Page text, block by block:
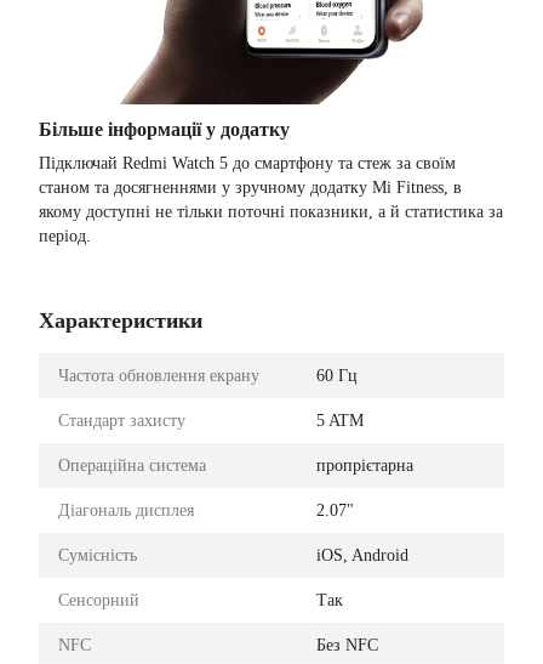
Більше інформації у додатку
Підключай Redmi Watch 5 до смартфону та стеж за своїм
станом та досягненнями у зручному додатку Mi Fitness, в
якому доступні не тільки поточні показники, а й статистика за
період.
Характеристики
Частота обновлення екрану 60 Гц
Стандарт захисту 5 ATM
Операційна система пропрієтарна
Діагональ дисплея 2.07"
Сумісність iOS, Android
Сенсорний Так
NFC Без NFC